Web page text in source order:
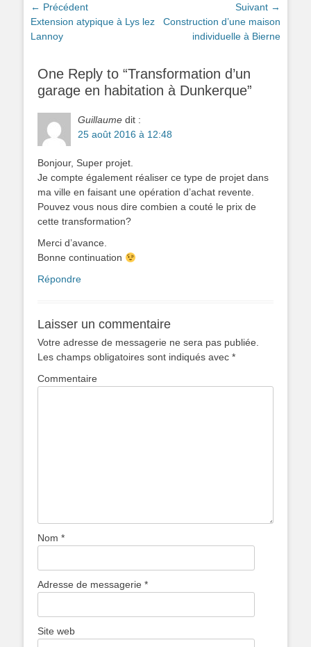
Navigation
de
l’article
← Précédent
Article
précédent :
Extension atypique à Lys lez
Lannoy
Suivant →
Article
Construction d’une maison
individuelle à Bierne
One Reply to “Transformation d’un
garage en habitation à Dunkerque”
Guillaume dit :
25 août 2016 à 12:48
Bonjour, Super projet.
Je compte également réaliser ce type de projet dans
ma ville en faisant une opération d’achat revente.
Pouvez vous nous dire combien a couté le prix de
cette transformation?
Merci d’avance.
Bonne continuation
Répondre
Laisser un commentaire
Votre adresse de messagerie ne sera pas publiée.
Les champs obligatoires sont indiqués avec *
Commentaire
Nom *
Adresse de messagerie *
Site web